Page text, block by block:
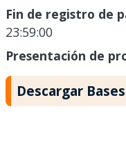
Fin de registro de
23:59:00
Presentación de
Descargar Bases